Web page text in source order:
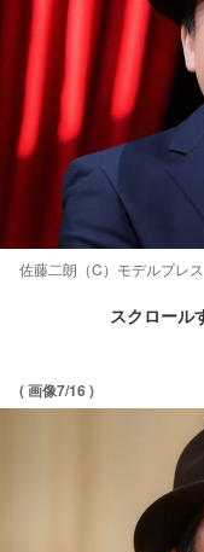
佐藤二朗（C）モデルプレス
スクロール
( 画像7/16 )